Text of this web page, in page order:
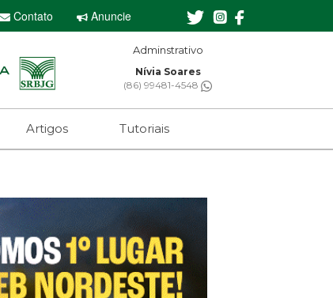
Contato Anuncie
Adminstrativo
Nívia Soares
(86) 99481-4548
Artigos Tutoriais